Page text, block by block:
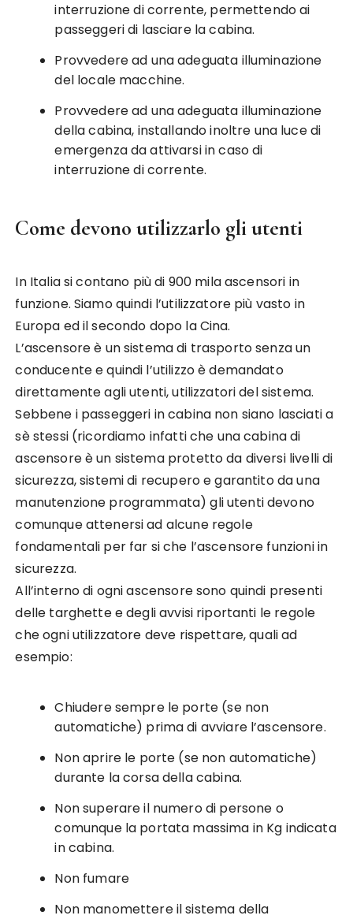
interruzione di corrente, permettendo ai
passeggeri di lasciare la cabina.
Provvedere ad una adeguata illuminazione
del locale macchine.
Provvedere ad una adeguata illuminazione
della cabina, installando inoltre una luce di
emergenza da attivarsi in caso di
interruzione di corrente.
Come devono utilizzarlo gli utenti
In Italia si contano più di 900 mila ascensori in
funzione. Siamo quindi l’utilizzatore più vasto in
Europa ed il secondo dopo la Cina.
L’ascensore è un sistema di trasporto senza un
conducente e quindi l’utilizzo è demandato
direttamente agli utenti, utilizzatori del sistema.
Sebbene i passeggeri in cabina non siano lasciati a
sè stessi (ricordiamo infatti che una cabina di
ascensore è un sistema protetto da diversi livelli di
sicurezza, sistemi di recupero e garantito da una
manutenzione programmata) gli utenti devono
comunque attenersi ad alcune regole
fondamentali per far si che l’ascensore funzioni in
sicurezza.
All’interno di ogni ascensore sono quindi presenti
delle targhette e degli avvisi riportanti le regole
che ogni utilizzatore deve rispettare, quali ad
esempio:
Chiudere sempre le porte (se non
automatiche) prima di avviare l’ascensore.
Non aprire le porte (se non automatiche)
durante la corsa della cabina.
Non superare il numero di persone o
comunque la portata massima in Kg indicata
in cabina.
Non fumare
Non manomettere il sistema della